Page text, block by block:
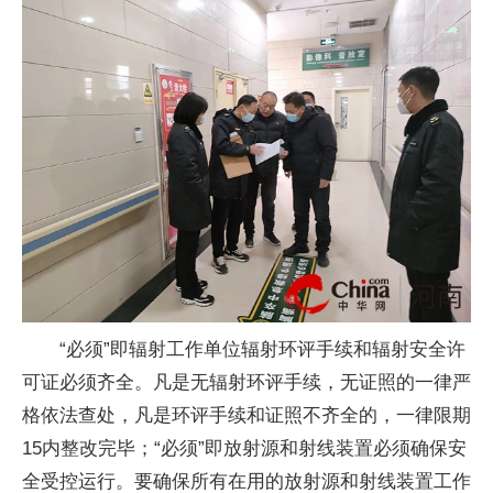
“必须”即辐射工作单位辐射环评手续和辐射安全许
可证必须齐全。凡是无辐射环评手续，无证照的一律严
格依法查处，凡是环评手续和证照不齐全的，一律限期
15内整改完毕；“必须”即放射源和射线装置必须确保安
全受控运行。要确保所有在用的放射源和射线装置工作